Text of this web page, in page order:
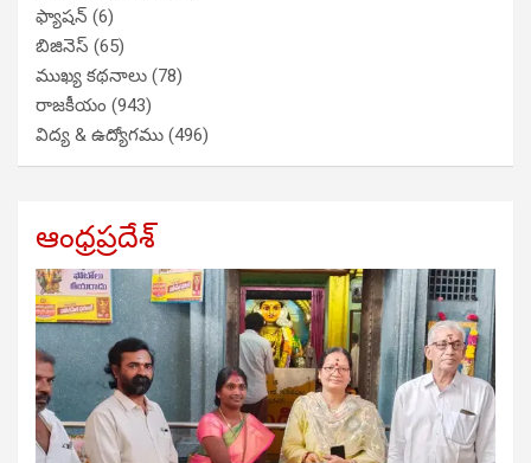
ఫ్యాషన్ (6)
బిజినెస్ (65)
ముఖ్య కథనాలు (78)
రాజకీయం (943)
విద్య & ఉద్యోగము (496)
ఆంధ్రప్రదేశ్